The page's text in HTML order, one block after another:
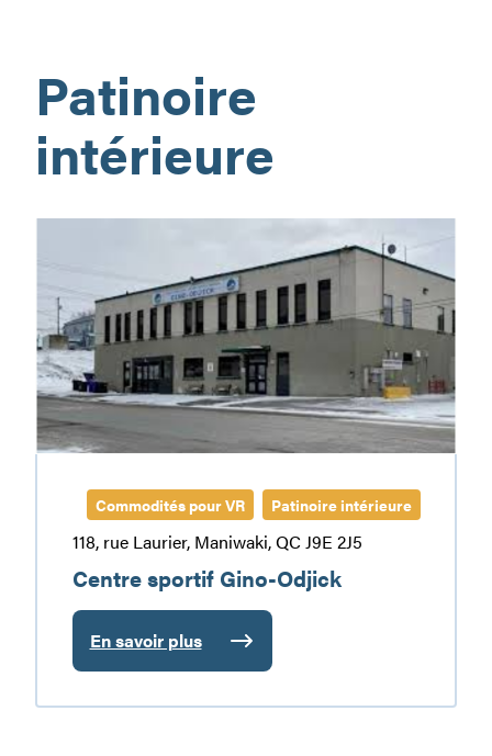
Patinoire
intérieure
Odjick
Commodités pour VR Patinoire intérieure
118, rue Laurier, Maniwaki, QC J9E 2J5
Centre sportif Gino-Odjick
En savoir plus
:
Centre
sportif